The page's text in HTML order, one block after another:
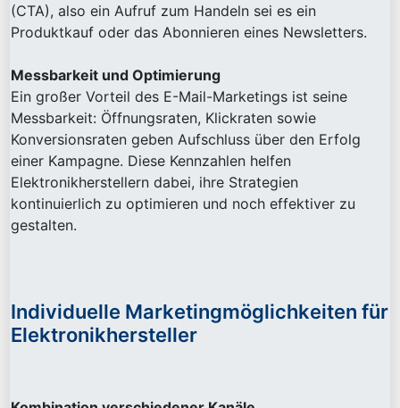
(CTA), also ein Aufruf zum Handeln sei es ein
Produktkauf oder das Abonnieren eines Newsletters.
Messbarkeit und Optimierung
Ein großer Vorteil des E-Mail-Marketings ist seine
Messbarkeit: Öffnungsraten, Klickraten sowie
Konversionsraten geben Aufschluss über den Erfolg
einer Kampagne. Diese Kennzahlen helfen
Elektronikherstellern dabei, ihre Strategien
kontinuierlich zu optimieren und noch effektiver zu
gestalten.
Individuelle Marketingmöglichkeiten für
Elektronikhersteller